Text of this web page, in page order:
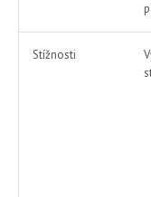
Stížnosti